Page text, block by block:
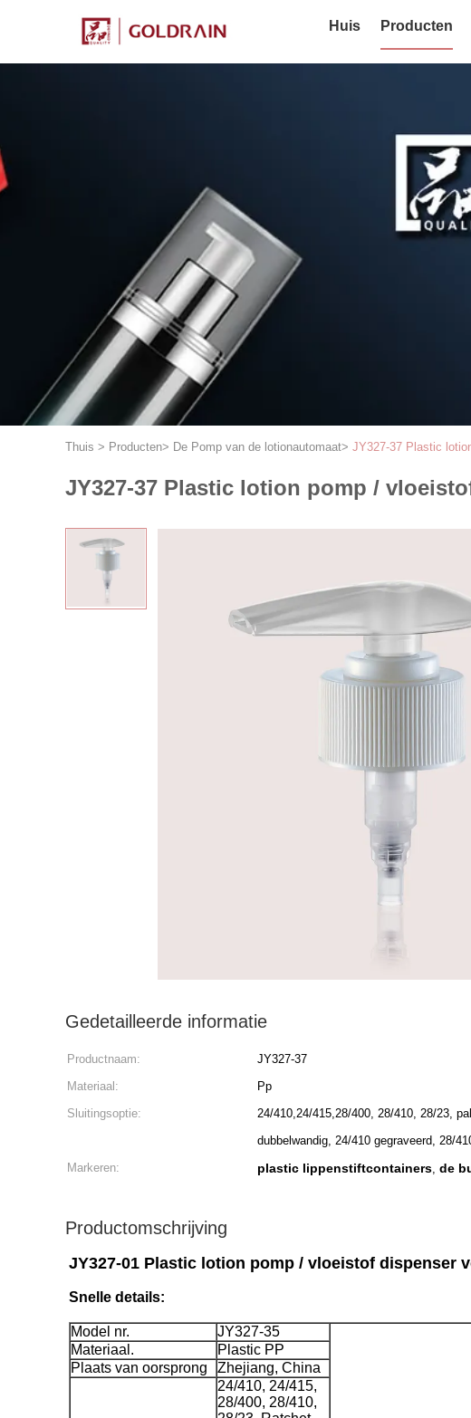
Huis Producten
Thuis > Producten> De Pomp van de lotionautomaat> JY327-37 Plastic
JY327-37 Plastic lotion pomp /
Gedetailleerde informatie
Productnaam: JY327-37
Materiaal:
Pp
Sluitingsoptie:
24/410,24/415,28/400, 28/410, 28/23,
dubbelwandig, 24/410 gegraveerd, 28/
Markeren: plastic lippenstiftcontainers, de
Productomschrijving
JY327-01 Plastic lotion pomp / vloeistof dispenser
Snelle details:
Model nr.
JY327-35
Materiaal.
Plastic PP
Plaats van oorsprong
Zhejiang, China
24/410, 24/415,
28/400, 28/410,